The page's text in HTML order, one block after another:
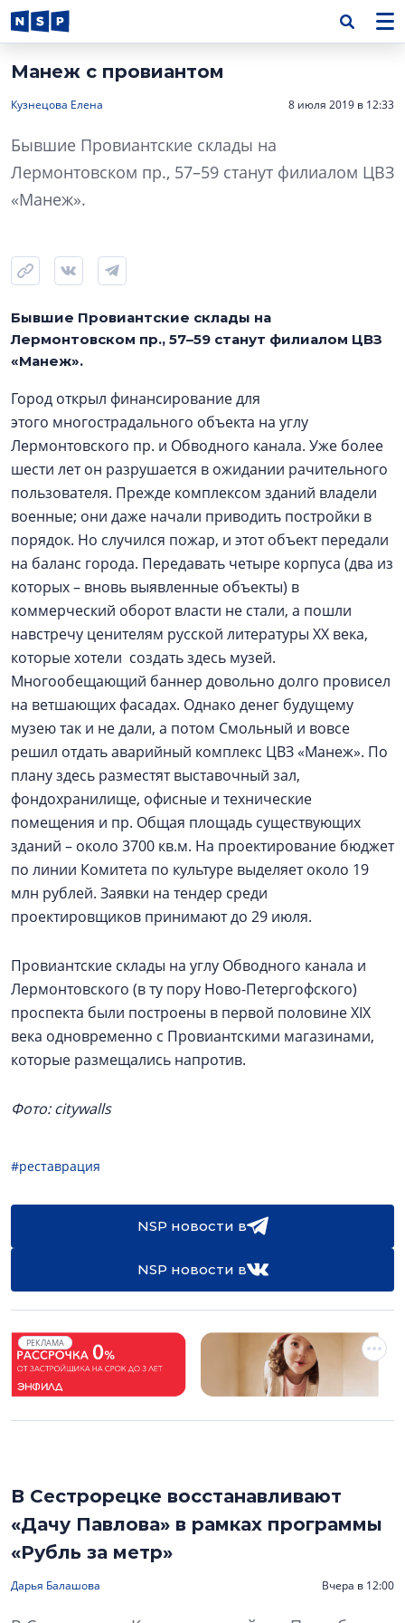
Манеж с провиантом
Кузнецова Елена 8 июля 2019 в 12:33
Бывшие Провиантские склады на
Лермонтовском пр., 57–59 станут филиалом ЦВЗ
«Манеж».
Бывшие Провиантские склады на
Лермонтовском пр., 57–59 станут филиалом ЦВЗ
«Манеж».
Город открыл финансирование для
этого многострадального объекта на углу
Лермонтовского пр. и Обводного канала. Уже более
шести лет он разрушается в ожидании рачительного
пользователя. Прежде комплексом зданий владели
военные; они даже начали приводить постройки в
порядок. Но случился пожар, и этот объект передали
на баланс города. Передавать четыре корпуса (два из
которых – вновь выявленные объекты) в
коммерческий оборот власти не стали, а пошли
навстречу ценителям русской литературы XX века,
которые хотели создать здесь музей.
Многообещающий баннер довольно долго провисел
на ветшающих фасадах. Однако денег будущему
музею так и не дали, а потом Смольный и вовсе
решил отдать аварийный комплекс ЦВЗ «Манеж». По
плану здесь разместят выставочный зал,
фондохранилище, офисные и технические
помещения и пр. Общая площадь существующих
зданий – около 3700 кв.м. На проектирование бюджет
по линии Комитета по культуре выделяет около 19
млн рублей. Заявки на тендер среди
проектировщиков принимают до 29 июля.
Провиантские склады на углу Обводного канала и
Лермонтовского (в ту пору Ново-Петергофского)
проспекта были построены в первой половине XIX
века одновременно с Провиантскими магазинами,
которые размещались напротив.
Фото: citywalls
#реставрация
NSP новости в
NSP новости в
РЕКЛАМА
В Сестрорецке восстанавливают
«Дачу Павлова» в рамках программы
«Рубль за метр»
Дарья Балашова Вчера в 12:00